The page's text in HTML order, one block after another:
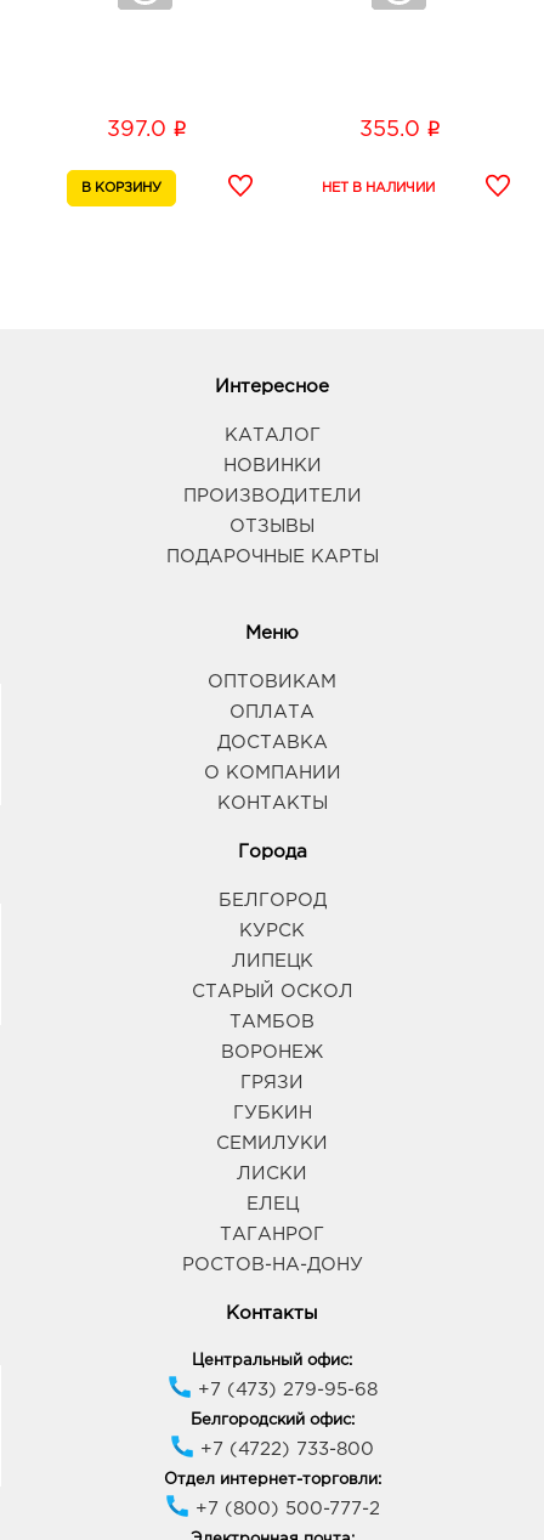
397.0 i 355.0 i
Интересное
КАТАЛОГ
НОВИНКИ
ПРОИЗВОДИТЕЛИ
ОТЗЫВЫ
ПОДАРОЧНЫЕ КАРТЫ
Меню
ОПТОВИКАМ
ОПЛАТА
ДОСТАВКА
О КОМПАНИИ
КОНТАКТЫ
Города
БЕЛГОРОД
КУРСК
ЛИПЕЦК
СТАРЫЙ ОСКОЛ
ТАМБОВ
ВОРОНЕЖ
ГРЯЗИ
ГУБКИН
СЕМИЛУКИ
ЛИСКИ
ЕЛЕЦ
ТАГАНРОГ
РОСТОВ-НА-ДОНУ
Контакты
Центральный офис:
+7 (473) 279-95-68
Белгородский офис:
+7 (4722) 733-800
Отдел интернет-торговли:
+7 (800) 500-777-2